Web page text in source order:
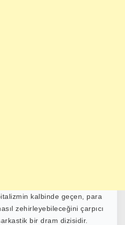
kalbinde geçen, para
zehirleyebileceğini çarpıcı
bir dram dizisidir.